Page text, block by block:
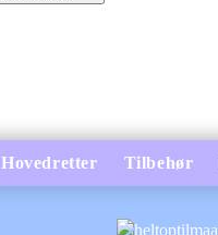
Hovedretter Tilbehør